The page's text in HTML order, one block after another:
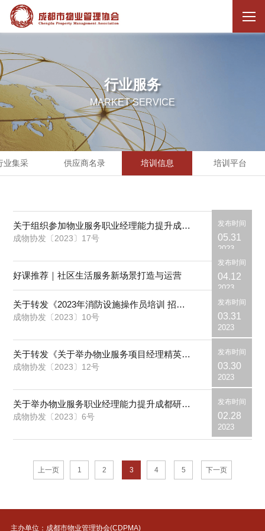
行业服务
MARKET SERVICE
业集采 供应商名录 培训信息 培训平台
关于组织参加物业服务职业经理能力提升成都研修班（第十期）暨物业项目团队建设与绩效管理专题培训班的通知
成物协发〔2023〕17号
发布时间
05.31
2023
好课推荐｜社区生活服务新场景打造与运营
发布时间
04.12
2023
关于转发《2023年消防设施操作员培训 招生简章》的通知
成物协发〔2023〕10号
发布时间
03.31
2023
关于转发《关于举办物业服务项目经理精英特训营（第二十五期）的通知》的通知
成物协发〔2023〕12号
发布时间
03.30
2023
关于举办物业服务职业经理能力提升成都研修班（第九期）暨物业项目目标管理与执行力专题培训班的通知
成物协发〔2023〕6号
发布时间
02.28
2023
上一页 1 2 3 4 5 下一页
主办单位：成都市物业管理协会(CDPMA)